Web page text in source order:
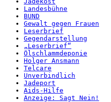
Landesbühne
BUND
Gewalt gegen Frauen
Leserbrief
Gegendarstellung
„Leserbrief“
Ölschlammdeponie
Holger Ansmann
Telcare
Unverbindlich
Jadeport
Aids-Hilfe
Anzeige: Sagt Nein!